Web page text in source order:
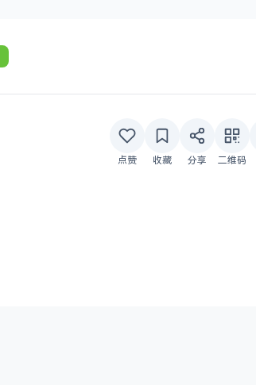
点赞 收藏 分享 二维码